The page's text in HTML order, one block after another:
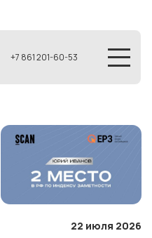
+7 861 201-60-53
22 июля 2026